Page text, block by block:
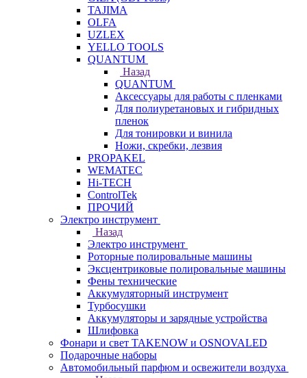
TAJIMA
OLFA
UZLEX
YELLO TOOLS
QUANTUM
Назад
QUANTUM
Аксессуары для работы с пленками
Для полиуретановых и гибридных
пленок
Для тонировки и винила
Ножи, скребки, лезвия
PROPAKEL
WEMATEC
Hi-TECH
ControlTek
ПРОЧИЙ
Электро инструмент
Назад
Электро инструмент
Роторные полировальные машины
Эксцентриковые полировальные машины
Фены технические
Аккумуляторный инструмент
Турбосушки
Аккумуляторы и зарядные устройства
Шлифовка
Фонари и свет TAKENOW и OSNOVALED
Подарочные наборы
Автомобильный парфюм и освежители воздуха